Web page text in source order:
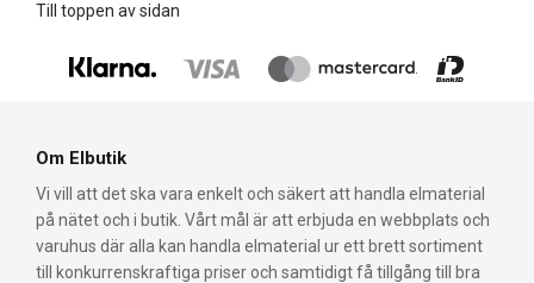
Till toppen av sidan
Om Elbutik
Vi vill att det ska vara enkelt och säkert att handla elmaterial
på nätet och i butik. Vårt mål är att erbjuda en webbplats och
varuhus där alla kan handla elmaterial ur ett brett sortiment
till konkurrenskraftiga priser och samtidigt få tillgång till bra